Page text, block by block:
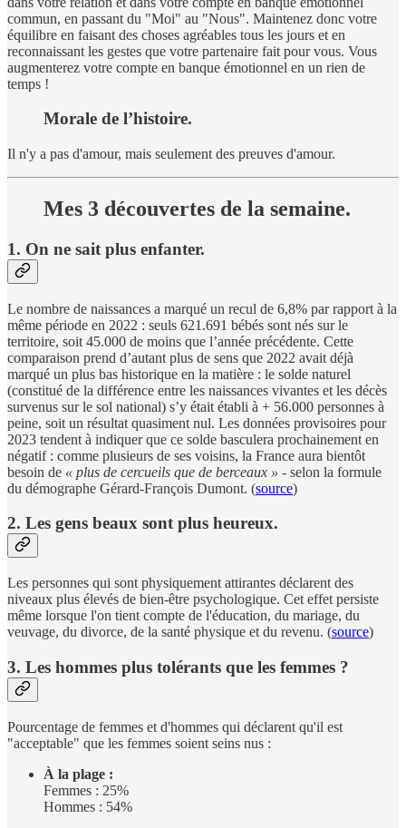
commun, en passant du "Moi" au "Nous". Maintenez donc votre
équilibre en faisant des choses agréables tous les jours et en
reconnaissant les gestes que votre partenaire fait pour vous. Vous
augmenterez votre compte en banque émotionnel en un rien de
temps !
Morale de l’histoire.
Il n'y a pas d'amour, mais seulement des preuves d'amour.
Mes 3 découvertes de la semaine.
1. On ne sait plus enfanter.
Le nombre de naissances a marqué un recul de 6,8% par rapport à la
même période en 2022 : seuls 621.691 bébés sont nés sur le
territoire, soit 45.000 de moins que l’année précédente. Cette
comparaison prend d’autant plus de sens que 2022 avait déjà
marqué un plus bas historique en la matière : le solde naturel
(constitué de la différence entre les naissances vivantes et les décès
survenus sur le sol national) s’y était établi à + 56.000 personnes à
peine, soit un résultat quasiment nul. Les données provisoires pour
2023 tendent à indiquer que ce solde basculera prochainement en
négatif : comme plusieurs de ses voisins, la France aura bientôt
besoin de « plus de cercueils que de berceaux » - selon la formule
du démographe Gérard-François Dumont. (source)
2. Les gens beaux sont plus heureux.
Les personnes qui sont physiquement attirantes déclarent des
niveaux plus élevés de bien-être psychologique. Cet effet persiste
même lorsque l'on tient compte de l'éducation, du mariage, du
veuvage, du divorce, de la santé physique et du revenu. (source)
3. Les hommes plus tolérants que les femmes ?
Pourcentage de femmes et d'hommes qui déclarent qu'il est
"acceptable" que les femmes soient seins nus :
À la plage :
Femmes : 25%
Hommes : 54%